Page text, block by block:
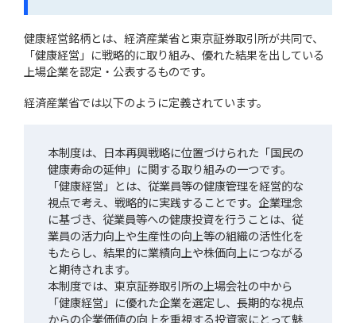
健康経営銘柄とは、経済産業省と東京証券取引所が共同で、
「健康経営」に戦略的に取り組み、優れた結果を出している
上場企業を認定・公表するものです。
経済産業省では以下のように定義されています。
本制度は、日本再興戦略に位置づけられた「国民の
健康寿命の延伸」に関する取り組みの一つです。
「健康経営」とは、従業員等の健康管理を経営的な
視点で考え、戦略的に実践することです。企業理念
に基づき、従業員等への健康投資を行うことは、従
業員の活力向上や生産性の向上等の組織の活性化を
もたらし、結果的に業績向上や株価向上につながる
と期待されます。
本制度では、東京証券取引所の上場会社の中から
「健康経営」に優れた企業を選定し、長期的な視点
からの企業価値の向上を重視する投資家にとって魅